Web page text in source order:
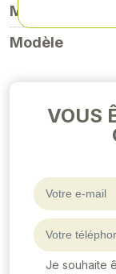
Marque
Modèle
VOUS
Je souhaite